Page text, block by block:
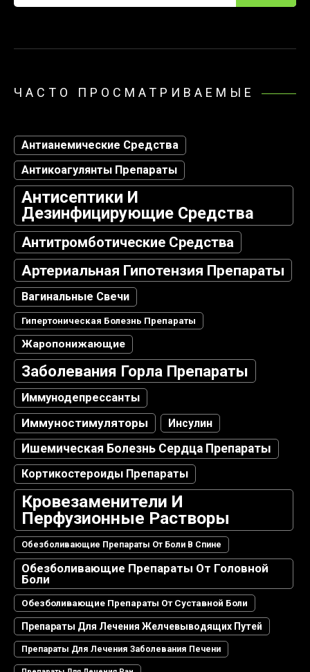
ЧАСТО ПРОСМАТРИВАЕМЫЕ
Антианемические Средства
Антикоагулянты Препараты
Антисептики И
Дезинфицирующие Средства
Антитромботические Средства
Артериальная Гипотензия Препараты
Вагинальные Свечи
Гипертоническая Болезнь Препараты
Жаропонижающие
Заболевания Горла Препараты
Иммунодепрессанты
Иммуностимуляторы Инсулин
Ишемическая Болезнь Сердца Препараты
Кортикостероиды Препараты
Кровезаменители И
Перфузионные Растворы
Обезболивающие Препараты От Боли В Спине
Обезболивающие Препараты От Головной
Боли
Обезболивающие Препараты От Суставной Боли
Препараты Для Лечения Желчевыводящих Путей
Препараты Для Лечения Заболевания Печени